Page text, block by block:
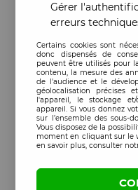
Gérer
erreurs
Certains cookies sont
donc dispensés de
peuvent être utilisés pour
contenu, la mesure des
de l'audience et le
géolocalisation précises
l'appareil, le stockage
appareil. Si vous donnez
sur l’ensemble des sous-
Vous disposez de la
moment en cliquant sur le
en savoir plus, consulter